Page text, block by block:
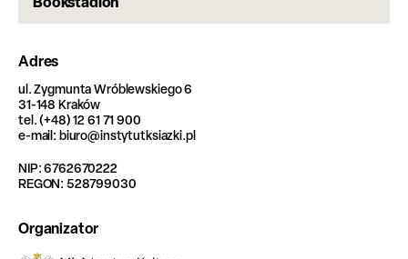
Adres
ul. Zygmunta Wróblewskiego 6
31-148 Kraków
tel. (+48) 12 61 71 900
e-mail: biuro@instytutksiazki.pl
NIP: 6762670222
REGON: 528799030
Organizator